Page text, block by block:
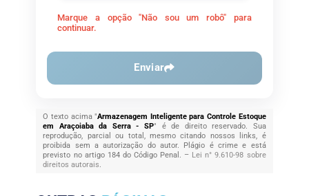
Marque a opção "Não sou um robô" para
continuar.
Enviar
O texto acima "Armazenagem Inteligente para Controle Estoque
em Araçoiaba da Serra - SP" é de direito reservado. Sua
reprodução, parcial ou total, mesmo citando nossos links, é
proibida sem a autorização do autor. Plágio é crime e está
previsto no artigo 184 do Código Penal. – Lei n° 9.610-98 sobre
direitos autorais.